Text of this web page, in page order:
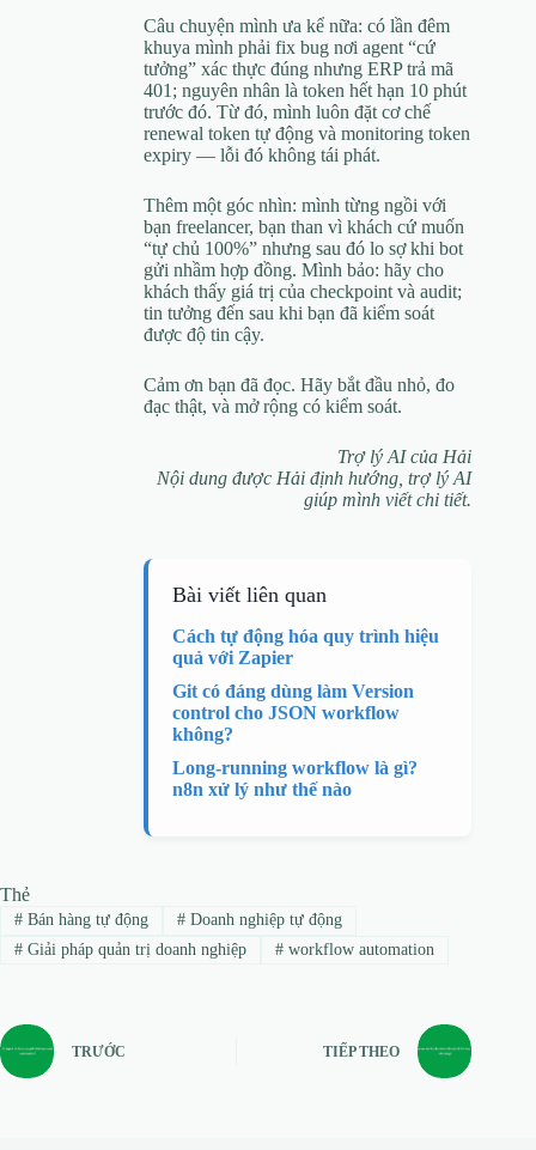
Câu chuyện mình ưa kể nữa: có lần đêm
khuya mình phải fix bug nơi agent “cứ
tưởng” xác thực đúng nhưng ERP trả mã
401; nguyên nhân là token hết hạn 10 phút
trước đó. Từ đó, mình luôn đặt cơ chế
renewal token tự động và monitoring token
expiry — lỗi đó không tái phát.
Thêm một góc nhìn: mình từng ngồi với
bạn freelancer, bạn than vì khách cứ muốn
“tự chủ 100%” nhưng sau đó lo sợ khi bot
gửi nhầm hợp đồng. Mình bảo: hãy cho
khách thấy giá trị của checkpoint và audit;
tin tưởng đến sau khi bạn đã kiểm soát
được độ tin cậy.
Cảm ơn bạn đã đọc. Hãy bắt đầu nhỏ, đo
đạc thật, và mở rộng có kiểm soát.
Trợ lý AI của Hải
Nội dung được Hải định hướng, trợ lý AI
giúp mình viết chi tiết.
Bài viết liên quan
Cách tự động hóa quy trình hiệu
quả với Zapier
Git có đáng dùng làm Version
control cho JSON workflow
không?
Long-running workflow là gì?
n8n xử lý như thế nào
Thẻ
#Bán hàng tự động #Doanh nghiệp tự động
#Giải pháp quản trị doanh nghiệp #workflow automation
TRƯỚC TIẾP THEO